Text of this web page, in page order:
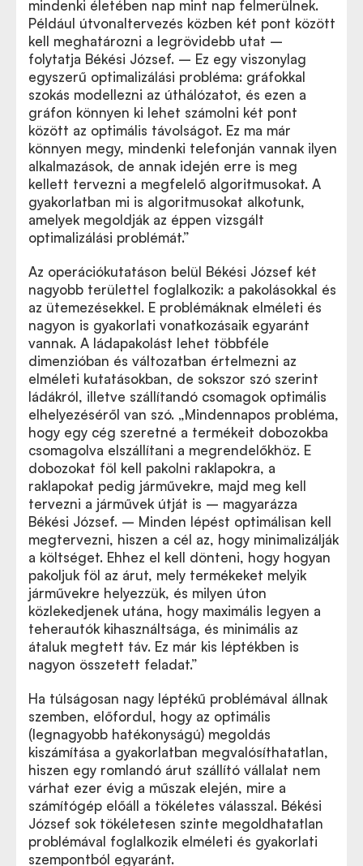
mindenki életében nap mint nap felmerülnek.
Például útvonaltervezés közben két pont között
kell meghatározni a legrövidebb utat –
folytatja Békési József. – Ez egy viszonylag
egyszerű optimalizálási probléma: gráfokkal
szokás modellezni az úthálózatot, és ezen a
gráfon könnyen ki lehet számolni két pont
között az optimális távolságot. Ez ma már
könnyen megy, mindenki telefonján vannak ilyen
alkalmazások, de annak idején erre is meg
kellett tervezni a megfelelő algoritmusokat. A
gyakorlatban mi is algoritmusokat alkotunk,
amelyek megoldják az éppen vizsgált
optimalizálási problémát.”
Az operációkutatáson belül Békési József két
nagyobb területtel foglalkozik: a pakolásokkal és
az ütemezésekkel. E problémáknak elméleti és
nagyon is gyakorlati vonatkozásaik egyaránt
vannak. A ládapakolást lehet többféle
dimenzióban és változatban értelmezni az
elméleti kutatásokban, de sokszor szó szerint
ládákról, illetve szállítandó csomagok optimális
elhelyezéséről van szó. „Mindennapos probléma,
hogy egy cég szeretné a termékeit dobozokba
csomagolva elszállítani a megrendelőkhöz. E
dobozokat föl kell pakolni raklapokra, a
raklapokat pedig járművekre, majd meg kell
tervezni a járművek útját is – magyarázza
Békési József. – Minden lépést optimálisan kell
megtervezni, hiszen a cél az, hogy minimalizálják
a költséget. Ehhez el kell dönteni, hogy hogyan
pakoljuk föl az árut, mely termékeket melyik
járművekre helyezzük, és milyen úton
közlekedjenek utána, hogy maximális legyen a
teherautók kihasználtsága, és minimális az
átaluk megtett táv. Ez már kis léptékben is
nagyon összetett feladat.”
Ha túlságosan nagy léptékű problémával állnak
szemben, előfordul, hogy az optimális
(legnagyobb hatékonyságú) megoldás
kiszámítása a gyakorlatban megvalósíthatatlan,
hiszen egy romlandó árut szállító vállalat nem
várhat ezer évig a műszak elején, mire a
számítógép előáll a tökéletes válasszal. Békési
József sok tökéletesen szinte megoldhatatlan
problémával foglalkozik elméleti és gyakorlati
szempontból egyaránt.